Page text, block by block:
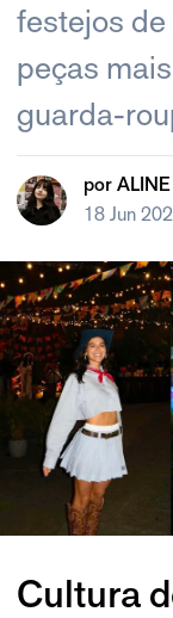
festejos de
peças
guarda-
por
18 Jun
Cultura